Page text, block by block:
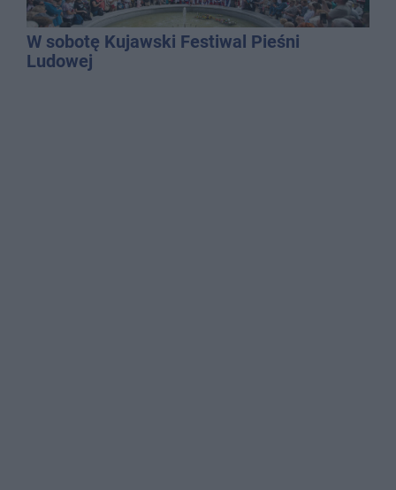
W sobotę Kujawski Festiwal Pieśni
Ludowej